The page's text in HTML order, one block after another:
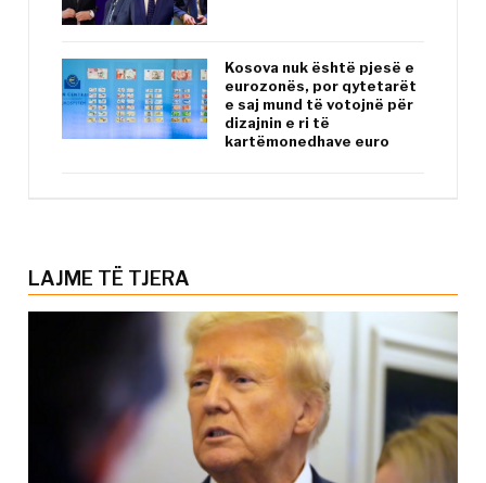
Kosova nuk është pjesë e
eurozonës, por qytetarët
e saj mund të votojnë për
dizajnin e ri të
kartëmonedhave euro
LAJME TË TJERA